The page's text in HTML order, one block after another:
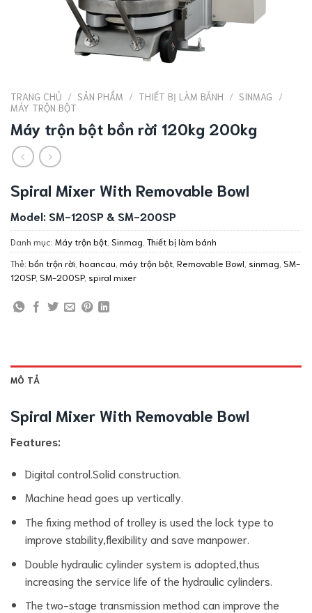
TRANG CHỦ / SẢN PHẨM / THIẾT BỊ LÀM BÁNH / SINMAG
/
MÁY TRỘN BỘT
Máy trộn bột bồn rời 120kg 200kg
Spiral Mixer With Removable Bowl
Model: SM-120SP & SM-200SP
Danh mục: Máy trộn bột Sinmag Thiết bị làm bánh
Thẻ: bồn trộn rời hoancau máy trộn bột Removable Bowl sinmag SM-
120SP, SM-200SP, spiral mixer
MÔ TẢ
Spiral Mixer With Removable Bowl
Features:
Digital control.Solid construction.
Machine head goes up vertically.
The fixing method of trolley is used the lock type to
improve stability,flexibility and save manpower.
Double hydraulic cylinder system is adopted,thus
increasing the service life of the hydraulic cylinders.
The two-stage transmission method can improve the